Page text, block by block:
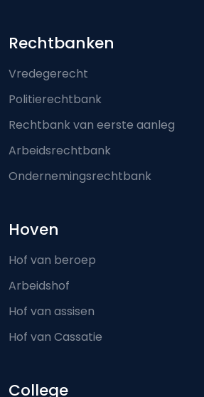
Footer-menu
Rechtbanken
Vredegerecht
Politierechtbank
Rechtbank van eerste aanleg
Arbeidsrechtbank
Ondernemingsrechtbank
Hoven
Hof van beroep
Arbeidshof
Hof van assisen
Hof van Cassatie
College